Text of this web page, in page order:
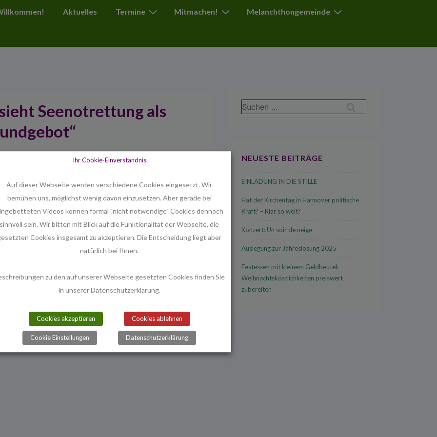
Aktuelles Termine Mitmachen! Melanchthongemeinde
Seenotrettung als
2018 VERÖFFENTLICHT IN EKD-NEWS
eine unbehinderte Seenotrettung sowie sichere
dass man Flüchtlinge auf See ertrinken lässt und auch
werden“, sagte die Hamburger Bischöfin Kirsten Fehrs
werden, wenn Menschenwürde verletzt wird,
Nächster
Beitrag
ist
Bedford-Strohm erneuert Kritik an AfD ›
Suchen
nach:
NEUESTE BEITRÄGE
EINLADUNG IN DIE STILLE
Hat der Kirchentag in Hannover politische
Kraft? – Klar so weit?
Konzert: Un soir de neige
Auslegung zur Jahreslosung 2025
Festessen mit kleinem Geldbeutel:
Weihnachtsköstlichkeiten preiswert
zubereiten
Ihr Cookie-Einverständnis
Auf dieser Webseite werden verschiedene Cookies eingesetzt. Wir
bemühen uns, möglichst wenig davon einzusetzen. Aber gerade bei
Videos können formal "nicht notwendige" Cookies dennoch
sinnvoll sein. Wir bitten mit Blick auf die Funktionalität der Webseite, die
Cookies insgesamt zu akzeptieren. Die Entscheidung liegt aber
natürlich bei Ihnen.
zu den auf unserer Webseite gesetzten Cookies finden Sie
in unserer Datenschutzerklärung.
Cookies akzeptieren Cookies ablehnen
Cookie Einstellungen Datenschutzerklärung